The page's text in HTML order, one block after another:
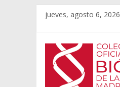
jueves, agosto 6, 2026